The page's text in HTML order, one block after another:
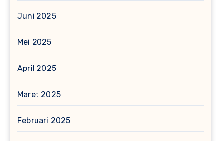
Juni 2025
Mei 2025
April 2025
Maret 2025
Februari 2025